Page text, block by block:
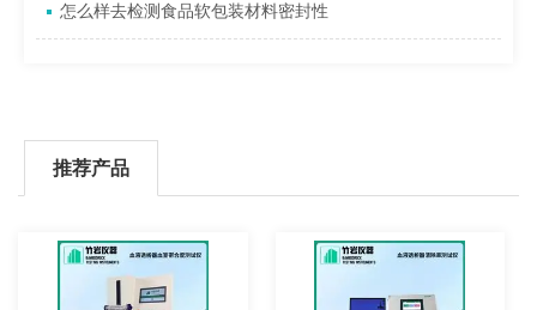
怎么样去检测食品软包装材料密封性
推荐产品